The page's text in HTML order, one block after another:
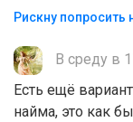
Рискну
В среду в
Есть ещё
найма, это как